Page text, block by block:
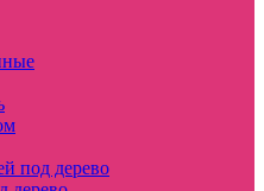
под дерево